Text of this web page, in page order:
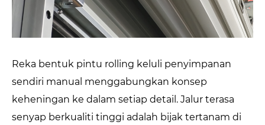
Reka bentuk pintu rolling keluli penyimpanan
sendiri manual menggabungkan konsep
keheningan ke dalam setiap detail. Jalur terasa
senyap berkualiti tinggi adalah bijak tertanam di